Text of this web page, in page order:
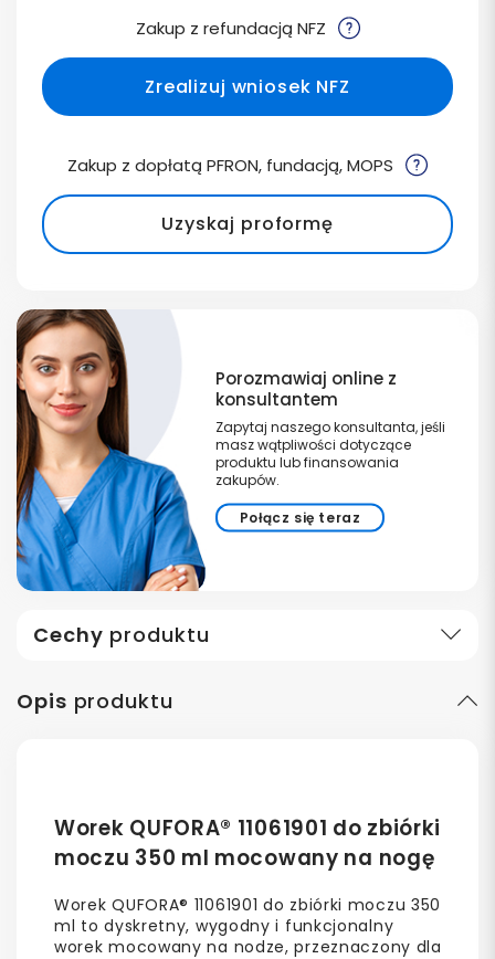
Zakup z refundacją NFZ
Zrealizuj wniosek NFZ
Zakup z dopłatą PFRON, fundacją, MOPS
Uzyskaj proformę
Porozmawiaj online z
konsultantem
Zapytaj naszego konsultanta, jeśli
masz wątpliwości dotyczące
produktu lub finansowania
zakupów.
Połącz się teraz
Cechy produktu
Opis produktu
Worek QUFORA® 11061901 do zbiórki
moczu 350 ml mocowany na nogę
Worek QUFORA® 11061901 do zbiórki moczu 350
ml to dyskretny, wygodny i funkcjonalny
worek mocowany na nodze, przeznaczony dla